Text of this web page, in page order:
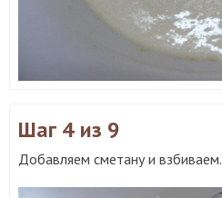
Шаг 4 из 9
Добавляем сметану и взбиваем.